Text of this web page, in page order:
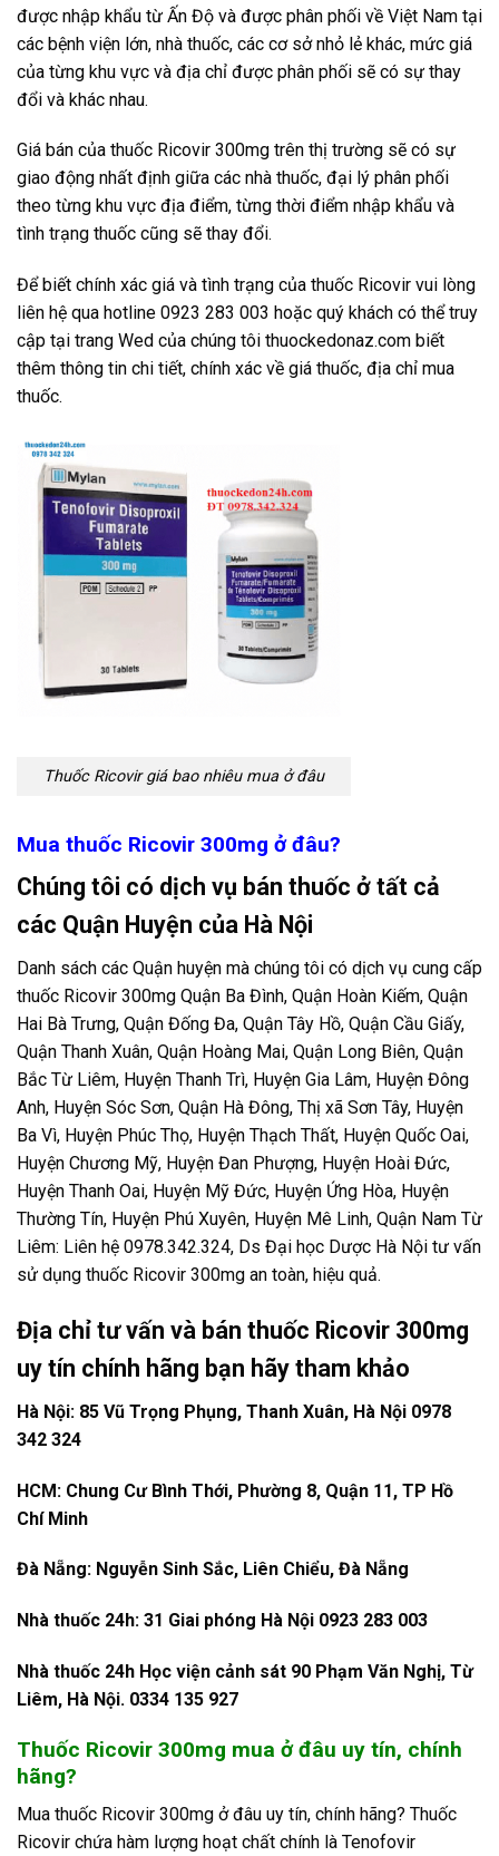
được nhập khẩu từ Ấn Độ và được phân phối về Việt Nam tại
các bệnh viện lớn, nhà thuốc, các cơ sở nhỏ lẻ khác, mức giá
của từng khu vực và địa chỉ được phân phối sẽ có sự thay
đổi và khác nhau.
Giá bán của thuốc Ricovir 300mg trên thị trường sẽ có sự
giao động nhất định giữa các nhà thuốc, đại lý phân phối
theo từng khu vực địa điểm, từng thời điểm nhập khẩu và
tình trạng thuốc cũng sẽ thay đổi.
Để biết chính xác giá và tình trạng của thuốc Ricovir vui lòng
liên hệ qua hotline 0923 283 003 hoặc quý khách có thể truy
cập tại trang Wed của chúng tôi thuockedonaz.com biết
thêm thông tin chi tiết, chính xác về giá thuốc, địa chỉ mua
thuốc.
Thuốc Ricovir giá bao nhiêu mua ở đâu
Mua thuốc Ricovir 300mg ở đâu?
Chúng tôi có dịch vụ bán thuốc ở tất cả
các Quận Huyện của Hà Nội
Danh sách các Quận huyện mà chúng tôi có dịch vụ cung cấp
thuốc Ricovir 300mg Quận Ba Đình, Quận Hoàn Kiếm, Quận
Hai Bà Trưng, Quận Đống Đa, Quận Tây Hồ, Quận Cầu Giấy,
Quận Thanh Xuân, Quận Hoàng Mai, Quận Long Biên, Quận
Bắc Từ Liêm, Huyện Thanh Trì, Huyện Gia Lâm, Huyện Đông
Anh, Huyện Sóc Sơn, Quận Hà Đông, Thị xã Sơn Tây, Huyện
Ba Vì, Huyện Phúc Thọ, Huyện Thạch Thất, Huyện Quốc Oai,
Huyện Chương Mỹ, Huyện Đan Phượng, Huyện Hoài Đức,
Huyện Thanh Oai, Huyện Mỹ Đức, Huyện Ứng Hòa, Huyện
Thường Tín, Huyện Phú Xuyên, Huyện Mê Linh, Quận Nam Từ
Liêm: Liên hệ 0978.342.324, Ds Đại học Dược Hà Nội tư vấn
sử dụng thuốc Ricovir 300mg an toàn, hiệu quả.
Địa chỉ tư vấn và bán thuốc Ricovir 300mg
uy tín chính hãng bạn hãy tham khảo
Hà Nội: 85 Vũ Trọng Phụng, Thanh Xuân, Hà Nội 0978
342 324
HCM: Chung Cư Bình Thới, Phường 8, Quận 11, TP Hồ
Chí Minh
Đà Nẵng: Nguyễn Sinh Sắc, Liên Chiểu, Đà Nẵng
Nhà thuốc 24h: 31 Giai phóng Hà Nội 0923 283 003
Nhà thuốc 24h Học viện cảnh sát 90 Phạm Văn Nghị, Từ
Liêm, Hà Nội. 0334 135 927
Thuốc Ricovir 300mg mua ở đâu uy tín, chính
hãng?
Mua thuốc Ricovir 300mg ở đâu uy tín, chính hãng? Thuốc
Ricovir chứa hàm lượng hoạt chất chính là Tenofovir